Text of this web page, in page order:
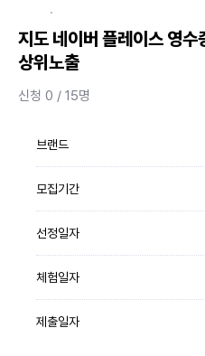
·
지도 네이버 플레이스 영
상위노출
신청 0 / 15명
브랜드
모집기간
선정일자
체험일자
제출일자